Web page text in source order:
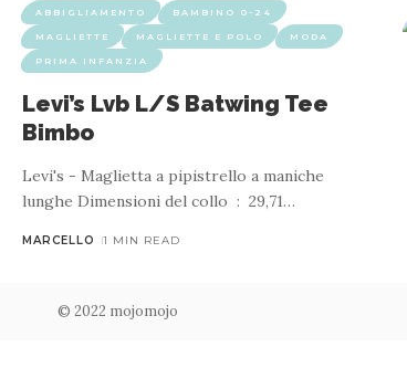
ABBIGLIAMENTO BAMBINO 0-24
MAGLIETTE MAGLIETTE E POLO MODA
PRIMA INFANZIA
Levi’s Lvb L/S Batwing Tee
Bimbo
Levi's - Maglietta a pipistrello a maniche
lunghe Dimensioni del collo ‏ : ‎ 29,71…
MARCELLO 1 MIN READ
© 2022 mojomojo